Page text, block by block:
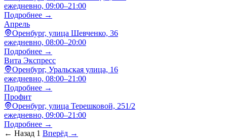
ежедневно, 09:00–21:00
Подробнее →
Апрель
Оренбург, улица Шевченко, 36
ежедневно, 08:00–20:00
Подробнее →
Вита Экспресс
Оренбург, Уральская улица, 16
ежедневно, 08:00–21:00
Подробнее →
Профит
Оренбург, улица Терешковой, 251/2
ежедневно, 09:00–21:00
Подробнее →
← Назад 1 Вперёд →